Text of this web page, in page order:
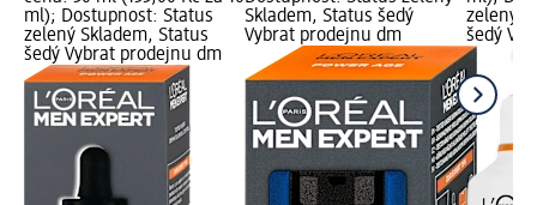
ml); Dostupnost: Status
zelený Skladem, Status
šedý Vybrat prodejnu dm
Skladem, Status šedý
Vybrat prodejnu dm
zelený
šedý